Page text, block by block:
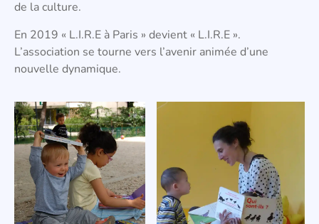
de la culture.
En 2019 « L.I.R.E à Paris » devient « L.I.R.E ».
L’association se tourne vers l’avenir animée d’une
nouvelle dynamique.